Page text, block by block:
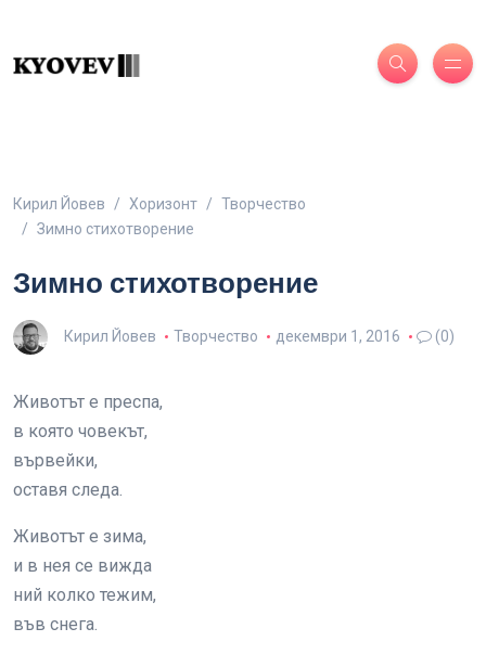
Кирил Йовев Хоризонт
Творчество
Зимно стихотворение
Зимно стихотворение
Кирил Йовев Творчество декември 1, 2016 (0)
Животът е преспа,
в която човекът,
вървейки,
оставя следа.
Животът е зима,
и в нея се вижда
ний колко тежим,
във снега.